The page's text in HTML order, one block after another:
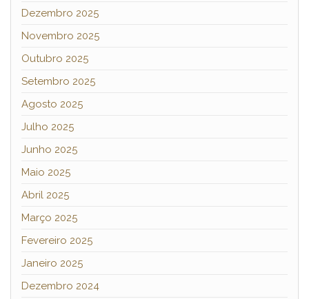
Dezembro 2025
Novembro 2025
Outubro 2025
Setembro 2025
Agosto 2025
Julho 2025
Junho 2025
Maio 2025
Abril 2025
Março 2025
Fevereiro 2025
Janeiro 2025
Dezembro 2024